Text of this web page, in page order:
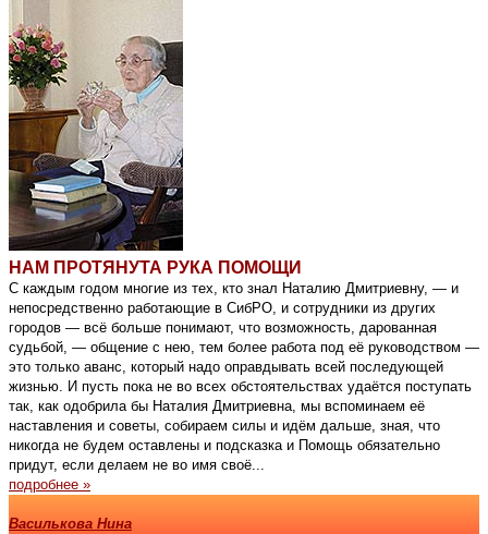
НАМ ПРОТЯНУТА РУКА ПОМОЩИ
С каждым годом многие из тех, кто знал Наталию Дмитриевну, — и
непосредственно работающие в СибРО, и сотрудники из других
городов — всё больше понимают, что возможность, дарованная
судьбой, — общение с нею, тем более работа под её руководством —
это только аванс, который надо оправдывать всей последующей
жизнью. И пусть пока не во всех обстоятельствах удаётся поступать
так, как одобрила бы Наталия Дмитриевна, мы вспоминаем её
наставления и советы, собираем силы и идём дальше, зная, что
никогда не будем оставлены и подсказка и Помощь обязательно
придут, если делаем не во имя своё...
подробнее »
Василькова Нина